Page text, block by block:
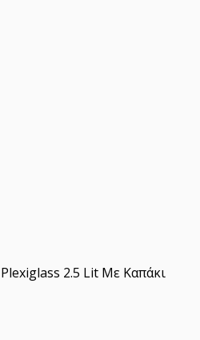
2.5 Lit Με Καπάκι